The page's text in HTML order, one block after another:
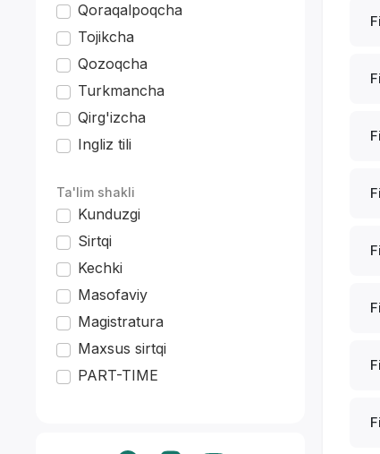
Qoraqalpoqcha
Tojikcha
Qozoqcha
Turkmancha
Qirg'izcha
Ingliz tili
Ta'lim shakli
Kunduzgi
Sirtqi
Kechki
Masofaviy
Magistratura
Maxsus sirtqi
PART-TIME